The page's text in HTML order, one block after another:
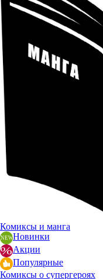
Комиксы и манга
Новинки
Акции
Популярные
Комиксы о супергероях